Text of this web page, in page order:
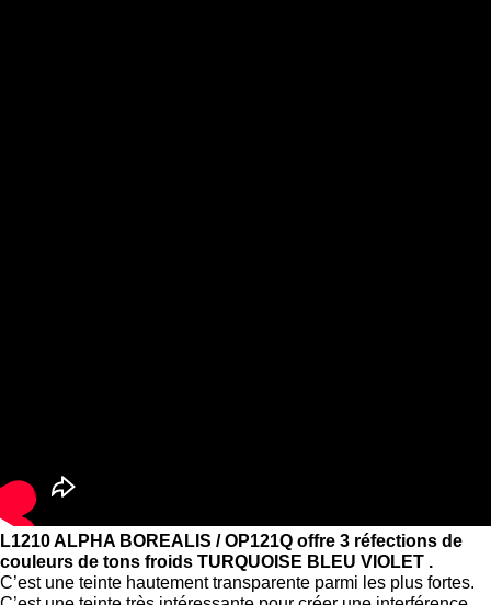
L1210 ALPHA BOREALIS / OP121Q offre 3 réfections de
couleurs de tons froids TURQUOISE BLEU VIOLET .
C’est une teinte hautement transparente parmi les plus fortes.